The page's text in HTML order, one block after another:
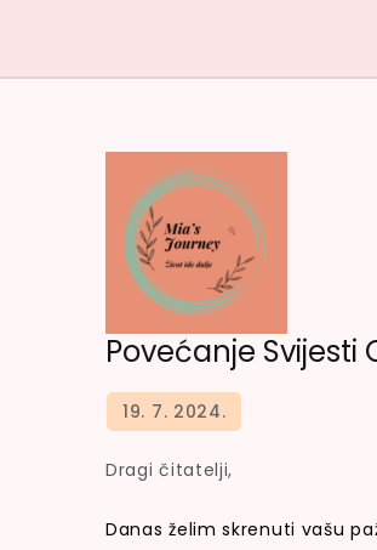
Povećanje Svijesti
Dragi čitatelji,
Danas želim skrenuti vašu